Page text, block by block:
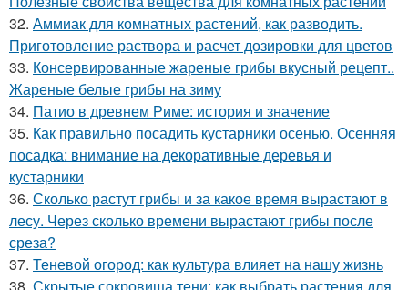
32. Аммиак для комнатных растений, как разводить.
Приготовление раствора и расчет дозировки для цветов
33. Консервированные жареные грибы вкусный рецепт..
Жареные белые грибы на зиму
34. Патио в древнем Риме: история и значение
35. Как правильно посадить кустарники осенью. Осенняя
посадка: внимание на декоративные деревья и
кустарники
36. Сколько растут грибы и за какое время вырастают в
лесу. Через сколько времени вырастают грибы после
среза?
37. Теневой огород: как культура влияет на нашу жизнь
38. Скрытые сокровища тени: как выбрать растения для